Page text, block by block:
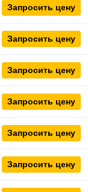
Запросить цену
Запросить цену
Запросить цену
Запросить цену
Запросить цену
Запросить цену